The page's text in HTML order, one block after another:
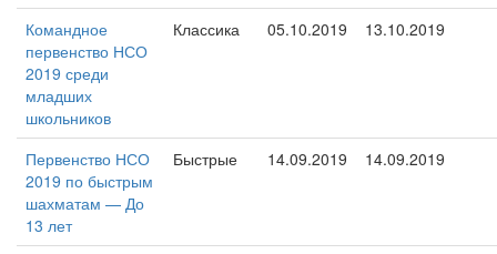
Командное
первенство НСО
2019 среди
младших
школьников
Классика 05.10.2019 13.10.2019
Первенство НСО
2019 по быстрым
шахматам — До
13 лет
Быстрые 14.09.2019 14.09.2019